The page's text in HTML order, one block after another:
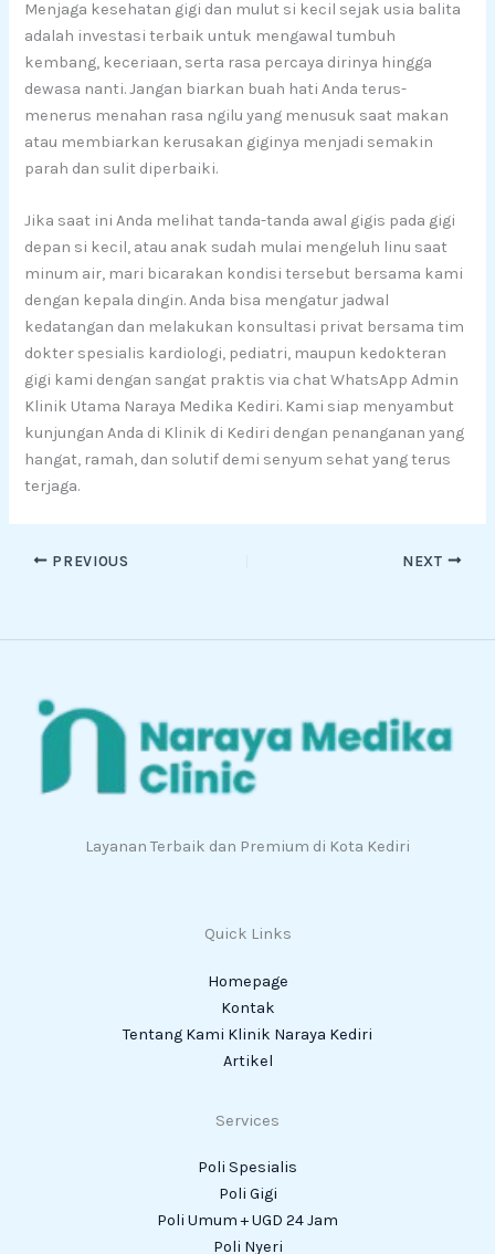
Menjaga kesehatan gigi dan mulut si kecil sejak usia balita
adalah investasi terbaik untuk mengawal tumbuh
kembang, keceriaan, serta rasa percaya dirinya hingga
dewasa nanti. Jangan biarkan buah hati Anda terus-
menerus menahan rasa ngilu yang menusuk saat makan
atau membiarkan kerusakan giginya menjadi semakin
parah dan sulit diperbaiki.
Jika saat ini Anda melihat tanda-tanda awal gigis pada gigi
depan si kecil, atau anak sudah mulai mengeluh linu saat
minum air, mari bicarakan kondisi tersebut bersama kami
dengan kepala dingin. Anda bisa mengatur jadwal
kedatangan dan melakukan konsultasi privat bersama tim
dokter spesialis kardiologi, pediatri, maupun kedokteran
gigi kami dengan sangat praktis via chat WhatsApp Admin
Klinik Utama Naraya Medika Kediri. Kami siap menyambut
kunjungan Anda di Klinik di Kediri dengan penanganan yang
hangat, ramah, dan solutif demi senyum sehat yang terus
terjaga.
PREVIOUS NEXT
Layanan Terbaik dan Premium di Kota Kediri
Quick Links
Homepage
Kontak
Tentang Kami Klinik Naraya Kediri
Artikel
Services
Poli Spesialis
Poli Gigi
Poli Umum + UGD 24 Jam
Poli Nyeri